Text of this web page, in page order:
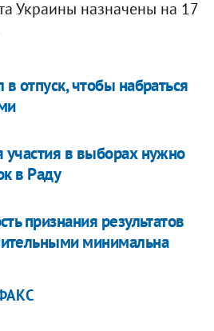
Украины назначены на 17
отпуск, чтобы набраться
в выборах нужно
в Раду
признания результатов
минимальна